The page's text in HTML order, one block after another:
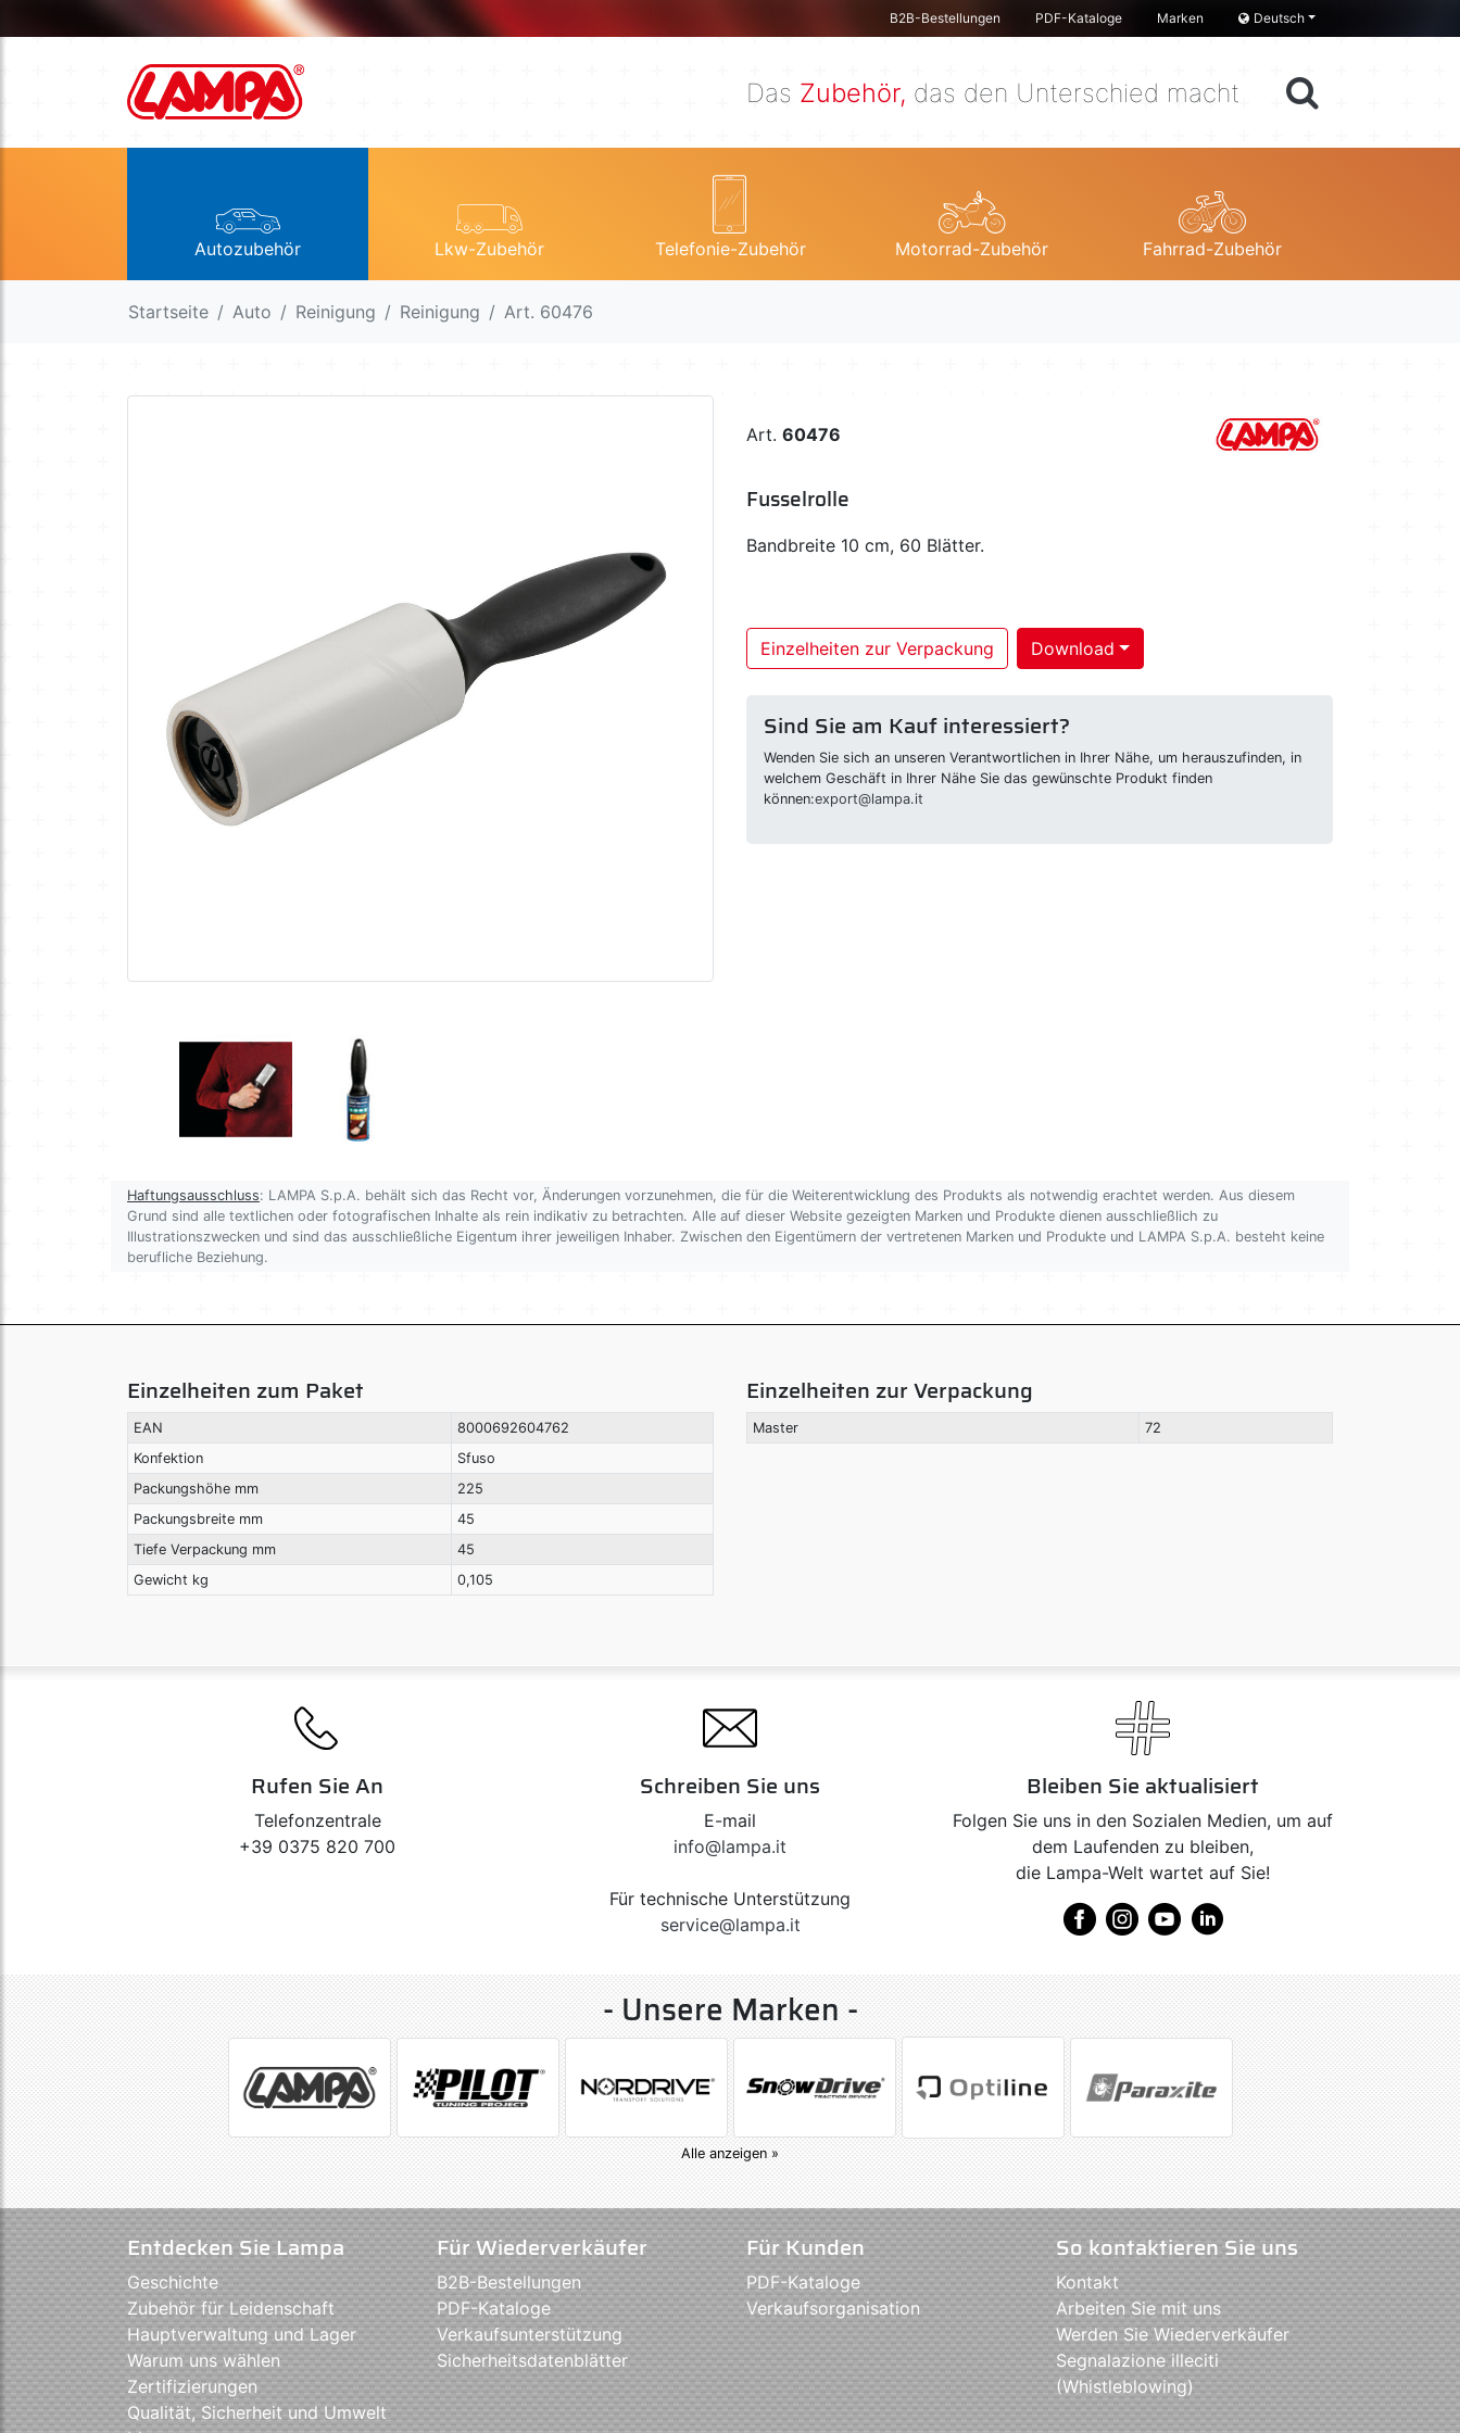
B2B-Bestellungen PDF-Kataloge Marken Deutsch
Das Zubehör, das den Unterschied macht
Autozubehör Lkw-Zubehör Telefonie-Zubehör Motorrad-Zubehör Fahrrad-Zubehör
Startseite Auto Reinigung Reinigung Art. 60476
Art. 60476
Fusselrolle
Bandbreite 10 cm, 60 Blätter.
Einzelheiten zur Verpackung Download
Sind Sie am Kauf interessiert?
Wenden Sie sich an unseren Verantwortlichen in Ihrer Nähe, um herauszufinden, in
welchem Geschäft in Ihrer Nähe Sie das gewünschte Produkt finden
können:export@lampa.it
Haftungsausschluss: LAMPA S.p.A. behält sich das Recht vor, Änderungen vorzunehmen, die für die Weiterentwicklung des Produkts als notwendig erachtet werden. Aus diesem
Grund sind alle textlichen oder fotografischen Inhalte als rein indikativ zu betrachten. Alle auf dieser Website gezeigten Marken und Produkte dienen ausschließlich zu
Illustrationszwecken und sind das ausschließliche Eigentum ihrer jeweiligen Inhaber. Zwischen den Eigentümern der vertretenen Marken und Produkte und LAMPA S.p.A. besteht keine
berufliche Beziehung.
Einzelheiten zum Paket
EAN
8000692604762
Konfektion
Sfuso
Packungshöhe mm
225
Packungsbreite mm
45
Tiefe Verpackung mm
45
Gewicht kg
0,105
Einzelheiten zur Verpackung
Master 72
Rufen Sie An
Telefonzentrale
+39 0375 820 700
Schreiben Sie uns
E-mail
info@lampa.it
Für technische Unterstützung
service@lampa.it
Bleiben Sie aktualisiert
Folgen Sie uns in den Sozialen Medien, um auf
dem Laufenden zu bleiben,
die Lampa-Welt wartet auf Sie!
- Unsere Marken -
Alle anzeigen »
Entdecken Sie Lampa
Geschichte
Zubehör für Leidenschaft
Hauptverwaltung und Lager
Warum uns wählen
Zertifizierungen
Qualität, Sicherheit und Umwelt
Für Wiederverkäufer
B2B-Bestellungen
PDF-Kataloge
Verkaufsunterstützung
Sicherheitsdatenblätter
Für Kunden
PDF-Kataloge
Verkaufsorganisation
So kontaktieren Sie uns
Kontakt
Arbeiten Sie mit uns
Werden Sie Wiederverkäufer
Segnalazione illeciti
(Whistleblowing)